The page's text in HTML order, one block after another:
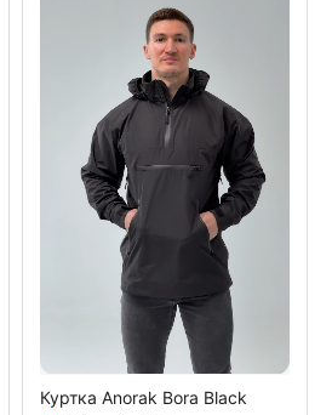
Куртка Anorak Bora Black